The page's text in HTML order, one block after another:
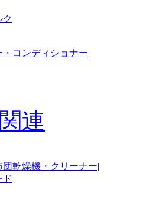
ク
・コンディショナー
連
団乾燥機・クリーナー|
ド